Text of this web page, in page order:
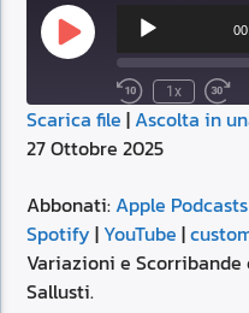
Play
Episode
Audio
Player
1x
SUBSCRIBE
Apple Podcasts
YouTube
RSS FEED
SHARE
LINK
EMBED
Scarica file |Ascolta in
27 Ottobre 2025
Abbonati:Apple Podcasts
Spotify | YouTube |
Variazioni e
Sallusti.